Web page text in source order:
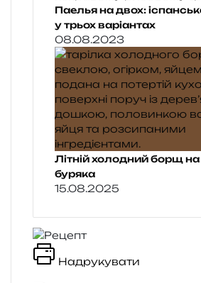
Паелья на двох:
у трьох варіантах
08.08.2023
Літній холодний борщ на
буряка
15.08.2025
Надрукувати